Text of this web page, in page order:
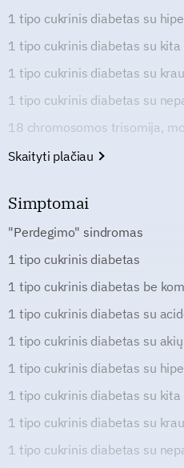
1 tipo cukrinis diabetas su
1 tipo cukrinis diabetas su
1 tipo cukrinis diabetas su
1 tipo cukrinis diabetas su
18 chromosomos trisomija,
Skaityti plačiau
Simptomai
"Perdegimo" sindromas
1 tipo cukrinis diabetas
1 tipo cukrinis diabetas be
1 tipo cukrinis diabetas su
1 tipo cukrinis diabetas su
1 tipo cukrinis diabetas su
1 tipo cukrinis diabetas su
1 tipo cukrinis diabetas su
1 tipo cukrinis diabetas su